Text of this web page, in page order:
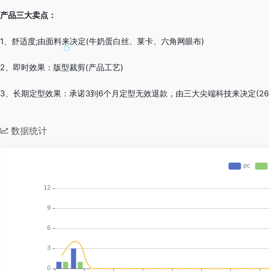
产品三大卖点：
1、舒适度;由面料来决定(牛奶蛋白丝、莱卡、六角网眼布)
2、即时效果：版型裁剪(产品工艺)
3、长期定型效果：承诺3到6个月定型无效退款，由三大尖端科技来决定
数据统计